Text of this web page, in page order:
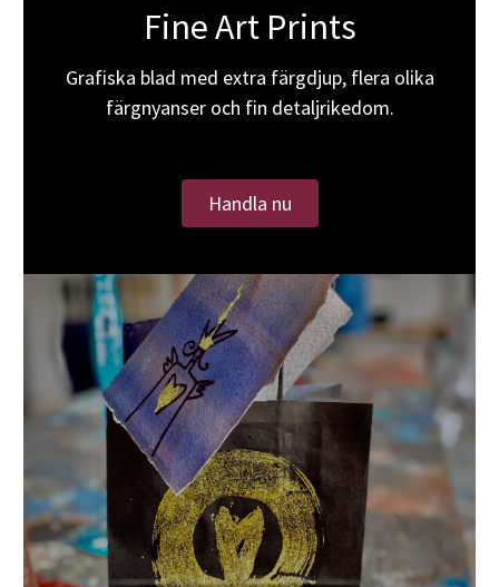
Fine Art Prints
Grafiska blad med extra färgdjup, flera olika
färgnyanser och fin detaljrikedom.
Handla nu